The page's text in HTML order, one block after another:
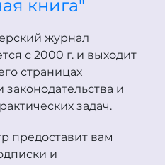
книга"
журнал
с 2000 г. и выходит
страницах
и
задач.
предоставит вам
и